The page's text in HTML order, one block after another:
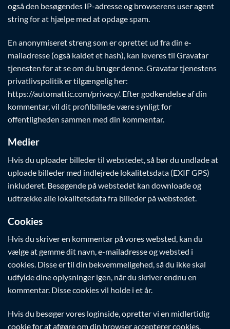
også den besøgendes IP-adresse og browserens user agent
string for at hjælpe med at opdage spam.
En anonymiseret streng som er oprettet ud fra din e-
mailadresse (også kaldet et hash), kan leveres til Gravatar
tjenesten for at se om du bruger denne. Gravatar tjenestens
privatlivspolitik er tilgængelig her:
https://automattic.com/privacy/. Efter godkendelse af din
kommentar, vil dit profilbillede være synligt for
offentligheden sammen med din kommentar.
Medier
Hvis du uploader billeder til webstedet, så bør du undlade at
uploade billeder med indlejrede lokalitetsdata (EXIF GPS)
inkluderet. Besøgende på webstedet kan downloade og
udtrække alle lokalitetsdata fra billeder på webstedet.
Cookies
Hvis du skriver en kommentar på vores websted, kan du
vælge at gemme dit navn, e-mailadresse og websted i
cookies. Disse er til din bekvemmeligehed, så du ikke skal
udfylde dine oplysninger igen, når du skriver endnu en
kommentar. Disse cookies vil holde i et år.
Hvis du besøger vores loginside, opretter vi en midlertidig
cookie for at afgøre om din browser accepterer cookies.